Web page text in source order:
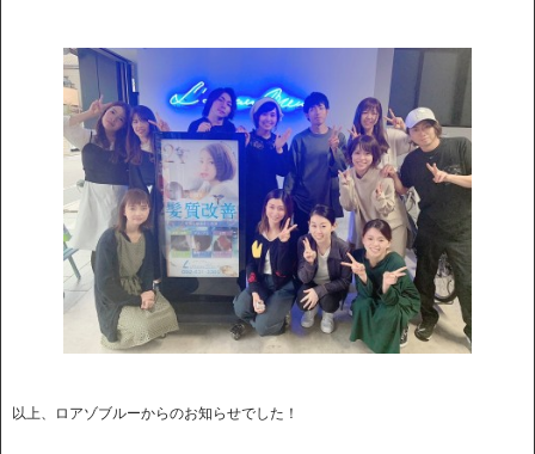
以上、ロアゾブルーからのお知らせでした！